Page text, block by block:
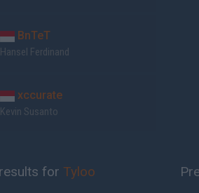
BnTeT
Hansel Ferdinand
xccurate
Kevin Susanto
for Tyloo